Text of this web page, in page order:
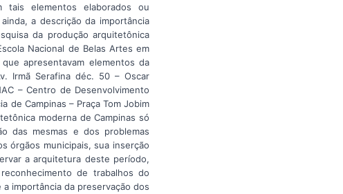
tais elementos elaborados ou
a descrição da importância
da produção arquitetônica
Nacional de Belas Artes em
apresentavam elementos da
Irmã Serafina déc. 50 – Oscar
– Centro de Desenvolvimento
de Campinas – Praça Tom Jobim
moderna de Campinas só
das mesmas e dos problemas
órgãos municipais, sua inserção
a arquitetura deste período,
de trabalhos do
importância da preservação dos